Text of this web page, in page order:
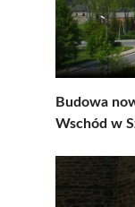
Budowa
Wschód w